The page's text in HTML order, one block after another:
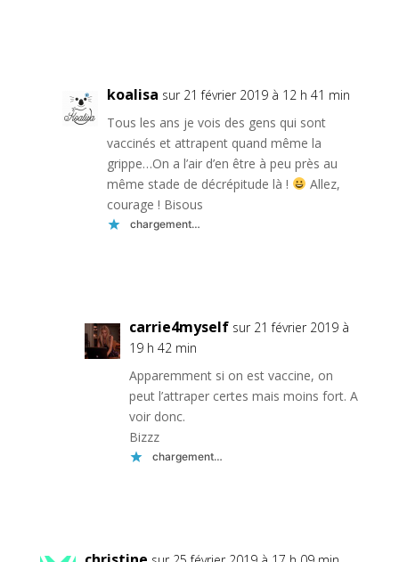
koalisa sur 21 février 2019 à 12 h 41 min
Tous les ans je vois des gens qui sont
vaccinés et attrapent quand même la
grippe…On a l’air d’en être à peu près au
même stade de décrépitude là !
Allez,
courage ! Bisous
chargement…
carrie4myself sur 21 février 2019 à
19 h 42 min
Apparemment si on est vaccine, on
peut l’attraper certes mais moins fort. A
voir donc.
Bizzz
chargement…